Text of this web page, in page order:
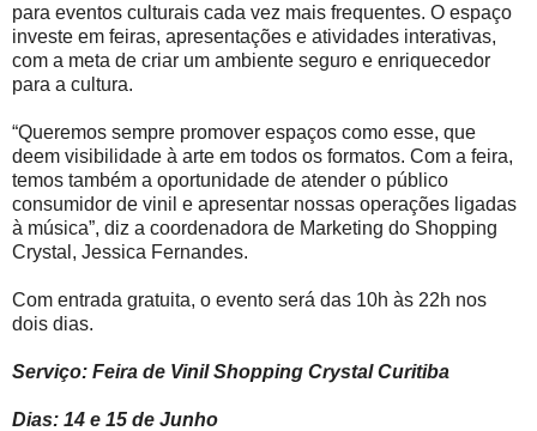
para eventos culturais cada vez mais frequentes. O espaço
investe em feiras, apresentações e atividades interativas,
com a meta de criar um ambiente seguro e enriquecedor
para a cultura.
“Queremos sempre promover espaços como esse, que
deem visibilidade à arte em todos os formatos. Com a feira,
temos também a oportunidade de atender o público
consumidor de vinil e apresentar nossas operações ligadas
à música”, diz a coordenadora de Marketing do Shopping
Crystal, Jessica Fernandes.
Com entrada gratuita, o evento será das 10h às 22h nos
dois dias.
Serviço: Feira de Vinil Shopping Crystal Curitiba
Dias: 14 e 15 de Junho